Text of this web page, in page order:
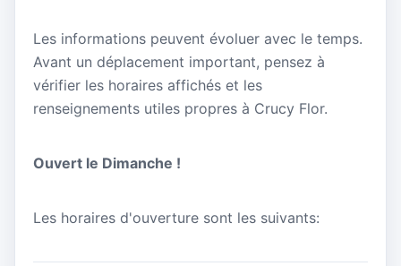
Les informations peuvent évoluer avec le temps.
Avant un déplacement important, pensez à
vérifier les horaires affichés et les
renseignements utiles propres à Crucy Flor.
Ouvert le Dimanche !
Les horaires d'ouverture sont les suivants: